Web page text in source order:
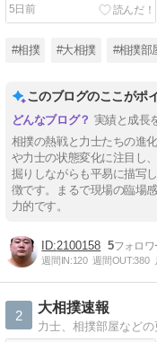
5日前
#相撲 #大相撲 #相撲部
このブログのここがポ
実績と成長
相撲の熱戦と力士たちの進
や力士の状態変化に注目し
掘りしながらも平易に描写
徴です。まるで現場の臨場
力的です。
2100158 5
週間IN:120 週間OUT:380
2
大相撲速報
力士、相撲部屋など